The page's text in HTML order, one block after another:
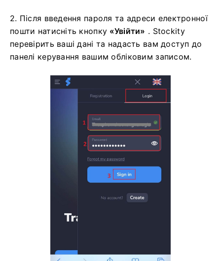
2. Після введення пароля та адреси електронної
пошти натисніть кнопку «Увійти» . Stockity
перевірить ваші дані та надасть вам доступ до
панелі керування вашим обліковим записом.